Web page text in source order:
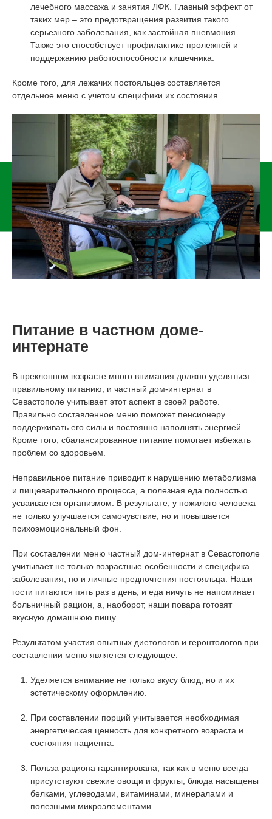
лечебного массажа и занятия ЛФК. Главный эффект от
таких мер – это предотвращения развития такого
серьезного заболевания, как застойная пневмония.
Также это способствует профилактике пролежней и
поддержанию работоспособности кишечника.
Кроме того, для лежачих постояльцев составляется
отдельное меню с учетом специфики их состояния.
Питание в частном доме-
интернате
В преклонном возрасте много внимания должно уделяться
правильному питанию, и частный дом-интернат в
Севастополе учитывает этот аспект в своей работе.
Правильно составленное меню поможет пенсионеру
поддерживать его силы и постоянно наполнять энергией.
Кроме того, сбалансированное питание помогает избежать
проблем со здоровьем.
Неправильное питание приводит к нарушению метаболизма
и пищеварительного процесса, а полезная еда полностью
усваивается организмом. В результате, у пожилого человека
не только улучшается самочувствие, но и повышается
психоэмоциональный фон.
При составлении меню частный дом-интернат в Севастополе
учитывает не только возрастные особенности и специфика
заболевания, но и личные предпочтения постояльца. Наши
гости питаются пять раз в день, и еда ничуть не напоминает
больничный рацион, а, наоборот, наши повара готовят
вкусную домашнюю пищу.
Результатом участия опытных диетологов и геронтологов при
составлении меню является следующее:
Уделяется внимание не только вкусу блюд, но и их
эстетическому оформлению.
При составлении порций учитывается необходимая
энергетическая ценность для конкретного возраста и
состояния пациента.
Польза рациона гарантирована, так как в меню всегда
присутствуют свежие овощи и фрукты, блюда насыщены
белками, углеводами, витаминами, минералами и
полезными микроэлементами.